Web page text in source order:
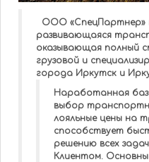
ООО «СпецПартнер»
развивающаяся
оказывающая полный
грузовой и
города Иркутск и
Наработанная
выбор
лояльные цены на
способствует
решению всех
Клиентом. Основным ориентиром для нас